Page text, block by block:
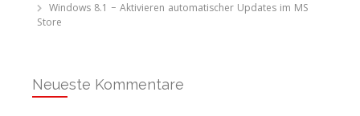
Windows 8.1 – Aktivieren automatischer Updates im MS
Store
Neueste Kommentare